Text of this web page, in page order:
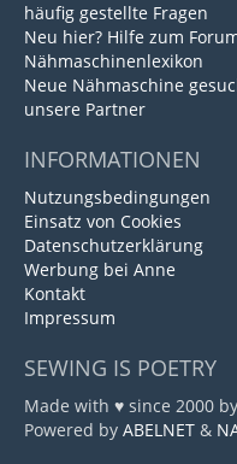
häufig gestellte Fragen
Neu hier? Hilfe zum
Nähmaschinenlexikon
Neue Nähmaschine
unsere Partner
INFORMATIONEN
Nutzungsbedingungen
Einsatz von Cookies
Datenschutzerklärung
Werbung bei Anne
Kontakt
Impressum
SEWING IS POETRY
Made with ♥ since 2000 by
Powered by ABELNET &